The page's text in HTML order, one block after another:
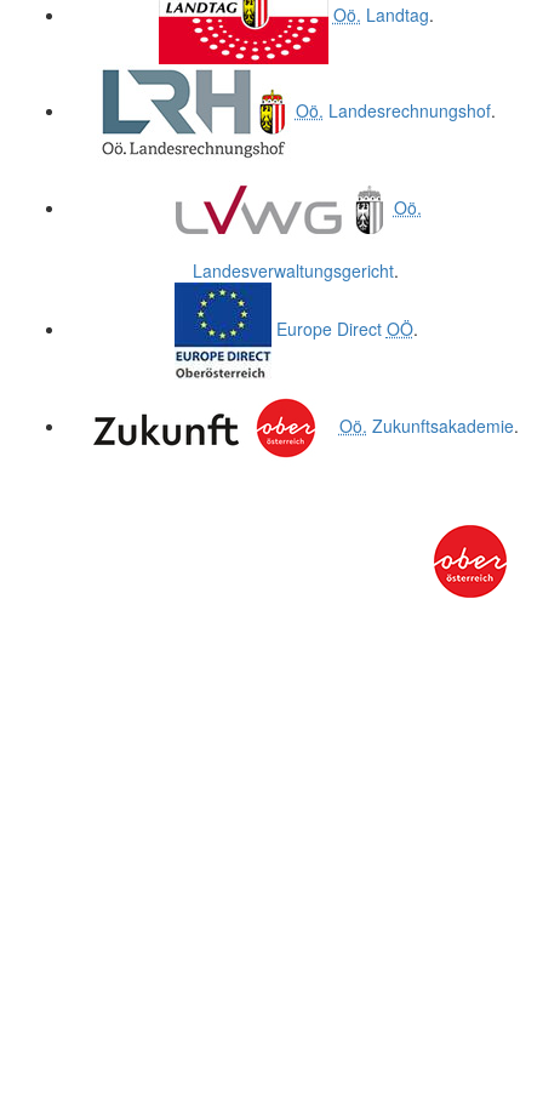
Oö. Landtag.
Oö. Landesrechnungshof.
Oö.
Landesverwaltungsgericht.
Europe Direct OÖ.
Oö. Zukunftsakademie.